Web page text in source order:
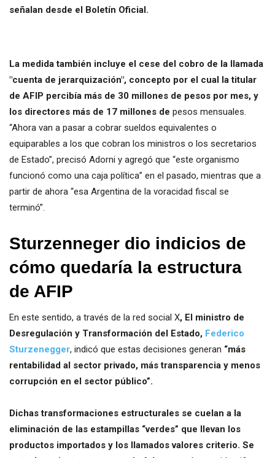
señalan desde el Boletín Oficial.
La medida también incluye el cese del cobro de la llamada
"cuenta de jerarquización", concepto por el cual la titular
de AFIP percibía más de 30 millones de pesos por mes, y
los directores más de 17 millones de pesos mensuales.
“Ahora van a pasar a cobrar sueldos equivalentes o
equiparables a los que cobran los ministros o los secretarios
de Estado”, precisó Adorni y agregó que “este organismo
funcionó como una caja política” en el pasado, mientras que a
partir de ahora “esa Argentina de la voracidad fiscal se
terminó”.
Sturzenneger dio indicios de
cómo quedaría la estructura
de AFIP
En este sentido, a través de la red social X, El ministro de
Desregulación y Transformación del Estado, Federico
Sturzenegger, indicó que estas decisiones generan “más
rentabilidad al sector privado, más transparencia y menos
corrupción en el sector público”.
Dichas transformaciones estructurales se cuelan a la
eliminación de las estampillas “verdes” que llevan los
productos importados y los llamados valores criterio. Se